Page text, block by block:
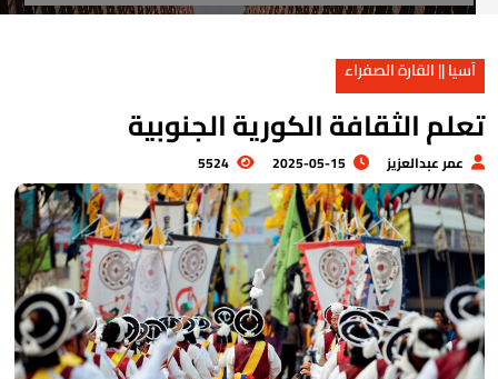
آسيا || القارة الصفراء
الثقافة الكورية الجنوبية
عمر عبدالعزيز 2025-05-15
5524